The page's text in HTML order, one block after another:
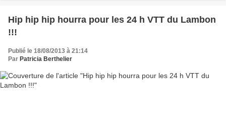
Hip hip hip hourra pour les 24 h VTT du Lambon
!!!
Publié le 18/08/2013 à 21:14
Par Patricia Berthelier